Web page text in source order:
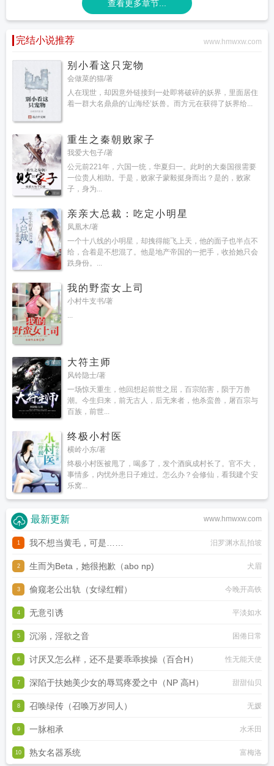
查看更多章节...
完结小说推荐 www.hmwxw.com
别小看这只宠物
会做菜的猫/著
人在现世，却因意外链接到一处即将破碎的妖界，里面居住
着一群大名鼎鼎的‘山海经’妖兽。而方元在获得了妖界给...
重生之秦朝败家子
我爱大包子/著
公元前221年，六国一统，华夏归一。此时的大秦国很需要
一位贵人相助。于是，败家子蒙毅挺身而出？是的，败家
子，身为...
亲亲大总裁：吃定小明星
凤凰木/著
一个十八线的小明星，却拽得能飞上天，他的面子也半点不
给，合着是不想混了。他是地产帝国的一把手，收拾她只会
跌身份。...
我的野蛮女上司
小村牛支书/著
...
大符主师
风铃隐士/著
一场惊天重生，他回想起前世之屈，百宗陷害，陨于万兽
潮。今生归来，前无古人，后无来者，他杀蛮兽，屠百宗与
百族，前世...
终极小村医
横岭小东/著
终极小村医被甩了，喝多了，发个酒疯成村长了。官不大，
事情多，内忧外患日子难过。怎么办？会修仙，看我建个安
乐窝...
www.hmwxw.com
最新更新
1 我不想当黄毛，可是…… 汨罗渊水乱拍坡
2 生而为Beta，她很抱歉（abo np) 犬眉
3 偷窥老公出轨（女绿红帽） 今晚开高铁
4 无意引诱 平淡如水
5 沉溺，淫欲之音 困倦日常
6 讨厌又怎么样，还不是要乖乖挨操（百合H） 性无能天使
7 深陷于扶她美少女的辱骂疼爱之中（NP 高H） 甜甜仙贝
8 召唤绿传（召唤万岁同人） 无媛
9 一脉相承 水禾田
10 熟女名器系统 富梅洛